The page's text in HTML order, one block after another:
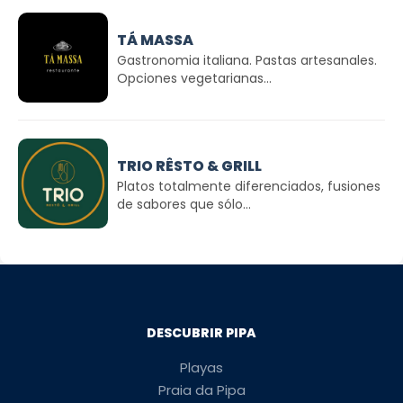
TÁ MASSA
Gastronomia italiana. Pastas artesanales.
Opciones vegetarianas...
TRIO RÊSTO & GRILL
Platos totalmente diferenciados, fusiones
de sabores que sólo...
DESCUBRIR PIPA
Playas
Praia da Pipa